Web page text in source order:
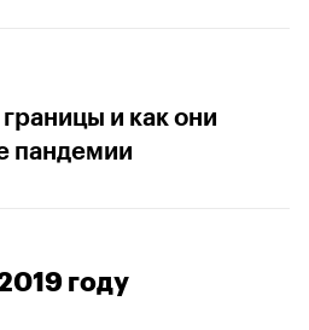
и как они
пандемии
году